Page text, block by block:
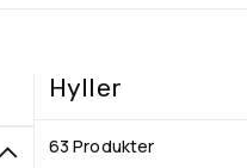
Hyller
63 Produkter